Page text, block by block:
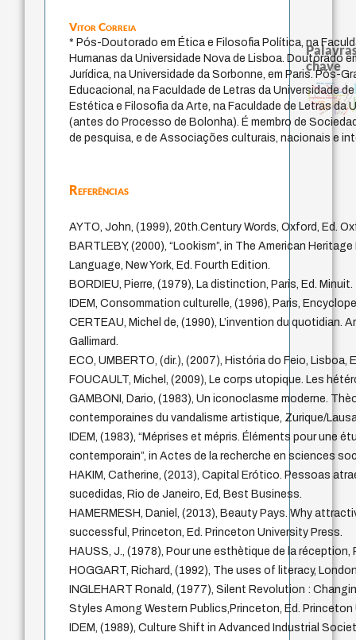
Vitor Correia
* Pós-Doutorado em Ética e Filosofia Política, na
Humanas da Universidade Nova de Lisboa. Doutorado
Jurídica, na Universidade da Sorbonne, em Paris. Pós-
Educacional, na Faculdade de Letras da Universidade
Estética e Filosofia da Arte, na Faculdade de Letras da
(antes do Processo de Bolonha). É membro de
de pesquisa, e de Associações culturais, nacionais e
Referências
AYTO, John, (1999), 20th.Century Words, Oxford, Ed.
BARTLEBY, (2000), “Lookism”, in The American
Language, New York, Ed. Fourth Edition.
BORDIEU, Pierre, (1979), La distinction, Paris, Ed. Minuit.
IDEM, Consommation culturelle, (1996), Paris,
CERTEAU, Michel de, (1990), L’invention du quotidian.
Gallimard.
ECO, UMBERTO, (dir.), (2007), História do Feio, Lisboa,
FOUCAULT, Michel, (2009), Le corps utopique. Les
GAMBONI, Dario, (1983), Un iconoclasme moderne.
contemporaines du vandalisme artistique, Zurique/
IDEM, (1983), “Méprises et mépris. Éléments pour une
contemporain”, in Actes de la recherche en sciences
HAKIM, Catherine, (2013), Capital Erótico. Pessoas
sucedidas, Rio de Janeiro, Ed, Best Business.
HAMERMESH, Daniel, (2013), Beauty Pays. Why
successful, Princeton, Ed. Princeton University Press.
HAUSS, J., (1978), Pour une esthètique de la réception,
HOGGART, Richard, (1992), The uses of literacy,
INGLEHART Ronald, (1977), Silent Revolution :
Styles Among Western Publics,Princeton, Ed. Princeton
IDEM, (1989), Culture Shift in Advanced Industrial
chave
fundamentalismo
jacobiprotágoras
experiência temporalmetafísica do tempo
género
idade
intolerância
identidade nacional
homem-medida
filosofias indígenas
j.c.m. neto palavra
perdón
leyes
guayaquil logos
direito romano
pedagogia
lei
desejo
sacrifício
bataille
mind